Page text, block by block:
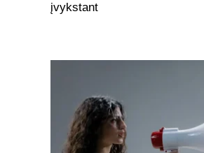
įvykstant